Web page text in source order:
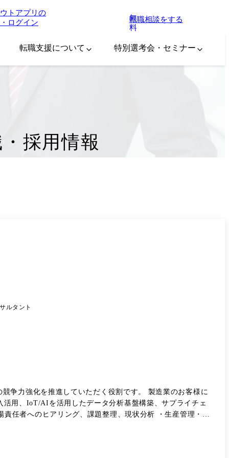
トアプリの
ログイン
無
料
転職相談をする
転職支援について 特別選考会・セミナー
採用情報
ルタント
進していただく役割です。 製造業のお客様に
用、IoT/AIを活用したデータ分析基盤構築、サプライチェ